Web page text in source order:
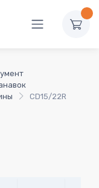
CD15/22R